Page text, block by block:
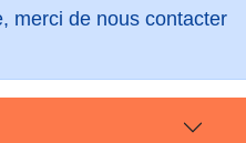
merci de nous contacter